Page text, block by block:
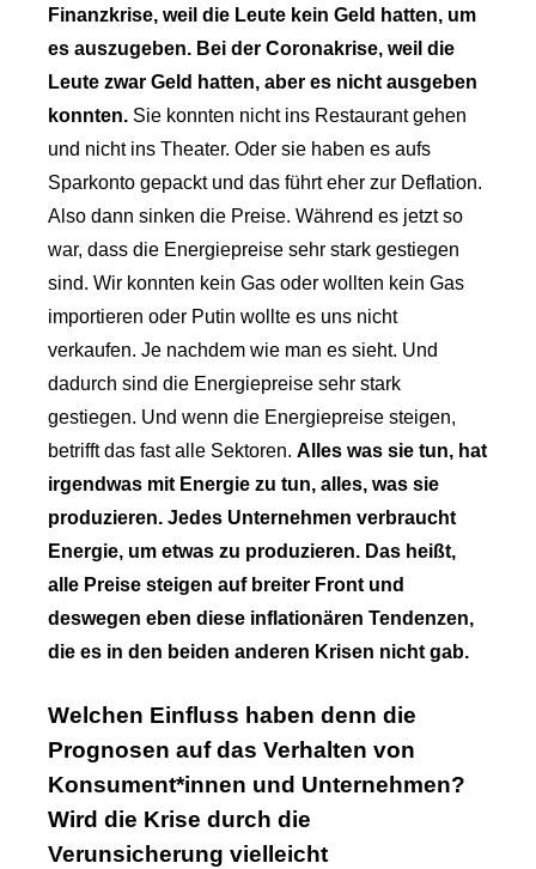
Finanzkrise, weil die Leute kein Geld hatten, um
es auszugeben. Bei der Coronakrise, weil die
Leute zwar Geld hatten, aber es nicht ausgeben
konnten. Sie konnten nicht ins Restaurant gehen
und nicht ins Theater. Oder sie haben es aufs
Sparkonto gepackt und das führt eher zur Deflation.
Also dann sinken die Preise. Während es jetzt so
war, dass die Energiepreise sehr stark gestiegen
sind. Wir konnten kein Gas oder wollten kein Gas
importieren oder Putin wollte es uns nicht
verkaufen. Je nachdem wie man es sieht. Und
dadurch sind die Energiepreise sehr stark
gestiegen. Und wenn die Energiepreise steigen,
betrifft das fast alle Sektoren. Alles was sie tun, hat
irgendwas mit Energie zu tun, alles, was sie
produzieren. Jedes Unternehmen verbraucht
Energie, um etwas zu produzieren. Das heißt,
alle Preise steigen auf breiter Front und
deswegen eben diese inflationären Tendenzen,
die es in den beiden anderen Krisen nicht gab.
Welchen Einfluss haben denn die
Prognosen auf das Verhalten von
Konsument*innen und Unternehmen?
Wird die Krise durch die
Verunsicherung vielleicht